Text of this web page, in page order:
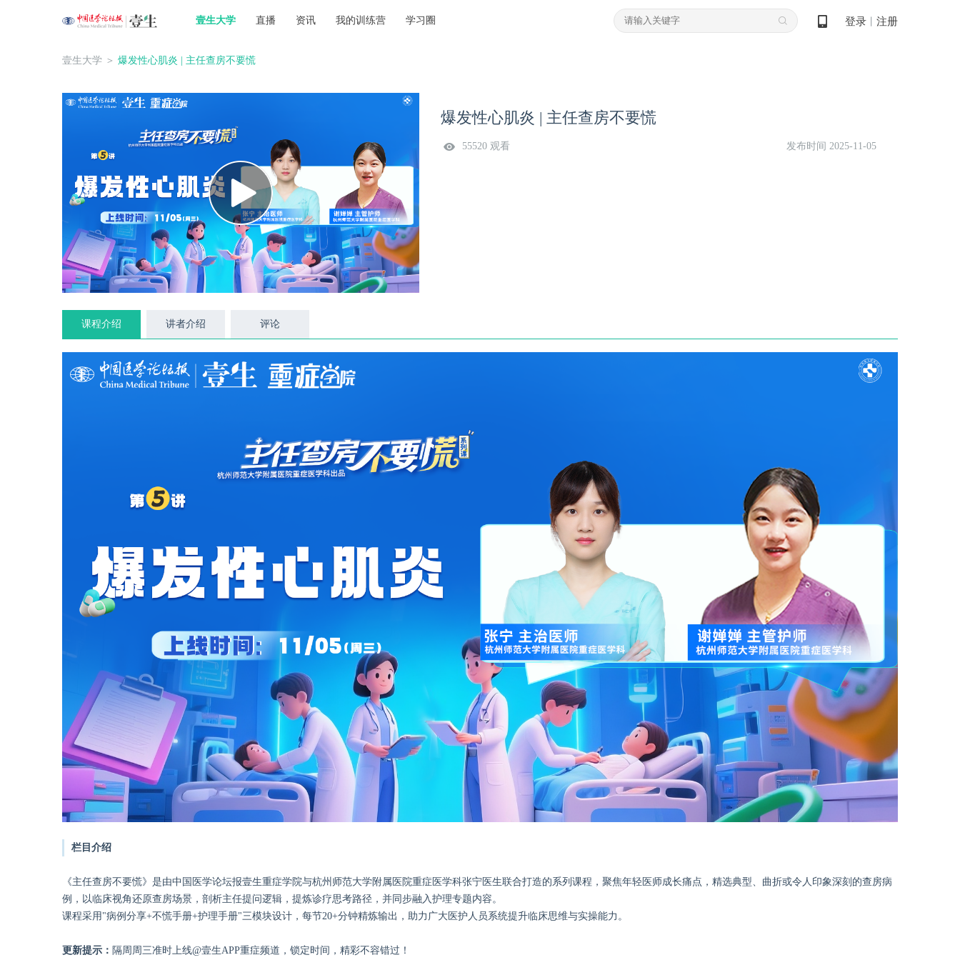
壹生大学 直播 资讯 我的训练营 学习圈 登录 注册
壹生大学 ＞ 爆发性心肌炎 | 主任查房不要慌
爆发性心肌炎 | 主任查房不要慌
55520 观看 发布时间 2025-11-05
课程介绍 讲者介绍 评论
栏目介绍
《主任查房不要慌》是由中国医学论坛报壹生重症学院与杭州师范大学附属医院重症医学科张宁医生联合打造的系列课程，聚焦年轻医师成长痛点，精选典型、曲折或令人印象深刻的查房病
例，以临床视角还原查房场景，剖析主任提问逻辑，提炼诊疗思考路径，并同步融入护理专题内容。
课程采用"病例分享+不慌手册+护理手册"三模块设计，每节20+分钟精炼输出，助力广大医护人员系统提升临床思维与实操能力。
更新提示： 隔周周三准时上线@壹生APP重症频道，锁定时间，精彩不容错过！